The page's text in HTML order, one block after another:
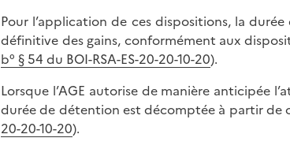
Pour l’application de ces dispositions, la
définitive des gains, conformément aux
b° § 54 du BOI-RSA-ES-20-20-10-20).
Lorsque l’AGE autorise de manière anticipée
durée de détention est décomptée à partir de
20-20-10-20).